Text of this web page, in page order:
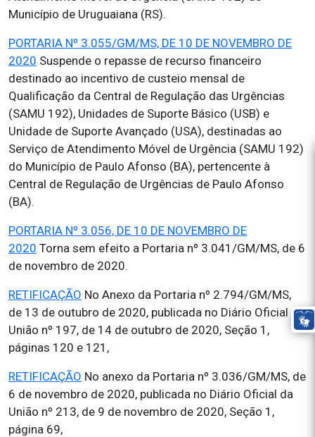
Município de Uruguaiana (RS).
PORTARIA Nº 3.055/GM/MS, DE 10 DE NOVEMBRO DE
2020 Suspende o repasse de recurso financeiro
destinado ao incentivo de custeio mensal de
Qualificação da Central de Regulação das Urgências
(SAMU 192), Unidades de Suporte Básico (USB) e
Unidade de Suporte Avançado (USA), destinadas ao
Serviço de Atendimento Móvel de Urgência (SAMU 192)
do Município de Paulo Afonso (BA), pertencente à
Central de Regulação de Urgências de Paulo Afonso
(BA).
PORTARIA Nº 3.056, DE 10 DE NOVEMBRO DE
2020 Torna sem efeito a Portaria nº 3.041/GM/MS, de 6
de novembro de 2020.
RETIFICAÇÃO No Anexo da Portaria nº 2.794/GM/MS,
de 13 de outubro de 2020, publicada no Diário Oficial da
União nº 197, de 14 de outubro de 2020, Seção 1,
páginas 120 e 121,
RETIFICAÇÃO No anexo da Portaria nº 3.036/GM/MS, de
6 de novembro de 2020, publicada no Diário Oficial da
União nº 213, de 9 de novembro de 2020, Seção 1,
página 69,